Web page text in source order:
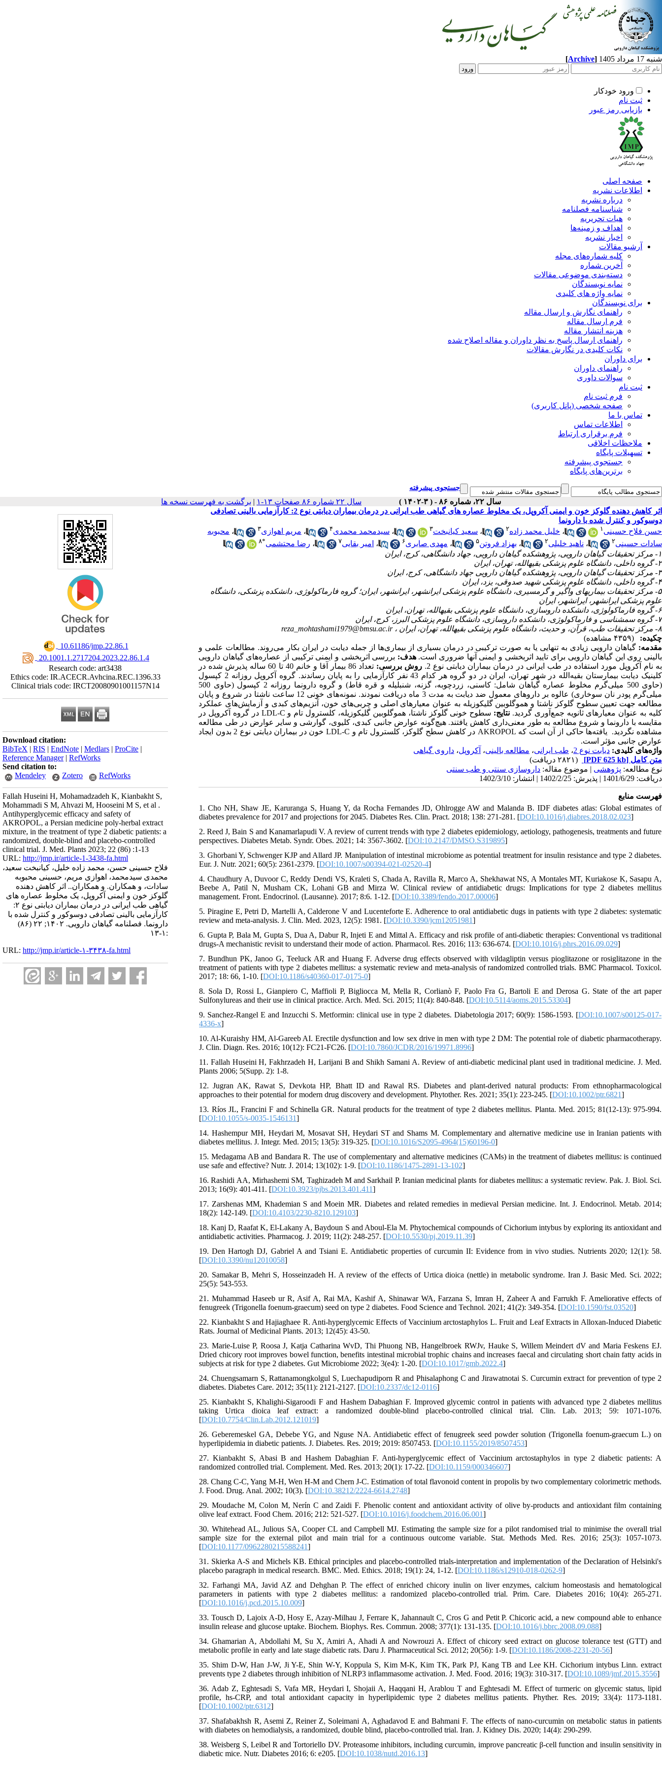
شنبه 17 مرداد 1405 [Archive]
ورود خودکار
ثبت نام
بازیابی رمز عبور
صفحه اصلی
اطلاعات نشریه
درباره نشریه
شناسنامه فصلنامه
هیات تحریریه
اهداف و زمینه‌ها
اخبار نشریه
آرشیو مقالات
کلیه شماره‌های مجله
آخرین شماره
دسته‌بندی موضوعی مقالات
نمایه نویسندگان
نمایه واژه های کلیدی
برای نویسندگان
راهنمای نگارش و ارسال مقاله
فرم ارسال مقاله
هزینه انتشار مقاله
راهنمای ارسال پاسخ به نظر داوران و مقاله اصلاح شده
نکات کلیدی در نگارش مقالات
برای داوران
راهنمای داوران
سوالات داوری
ثبت نام
فرم ثبت نام
صفحه شخصی (پانل کاربری)
تماس با ما
اطلاعات تماس
فرم برقراری ارتباط
ملاحظات اخلاقی
تسهیلات پایگاه
جستجوی پیشرفته
برترین‌های پایگاه
جستجوی پیشرفته
سال ۲۲، شماره ۸۶ - ( ۳-۱۴۰۲ ) سال ۲۲ شماره ۸۶ صفحات ۱۳-۱ | برگشت به فهرست نسخه ها
‎ 10.61186/jmp.22.86.1
‎ 20.1001.1.2717204.2023.22.86.1.4
Research code: art3438
Ethics code: IR.ACECR.Avhcina.REC.1396.33
Clinical trials code: IRCT20080901001157N14
Download citation:
BibTeX | RIS | EndNote | Medlars | ProCite |
Reference Manager| RefWorks
Send citation to:
Mendeley
Zotero RefWorks
Fallah Huseini H, Mohamadzadeh K, Kianbakht S,
Mohammadi S M, Ahvazi M, Hooseini M S, et al .
Antihyperglycemic efficacy and safety of
AKROPOL, a Persian medicine poly-herbal extract
mixture, in the treatment of type 2 diabetic patients: a
randomized, double-blind and placebo-controlled
clinical trial. J. Med. Plants 2023; 22 (86) :1-13
URL: http://jmp.ir/article-1-3438-fa.html
فلاح حسینی حسن، محمد زاده خلیل، کیانبخت سعید،
محمدی سیدمحمد، اهوازی مریم، حسینی محبوبه
سادات، و همکاران. و همکاران.. اثر کاهش‎ دهنده
گلوکز خون و ایمنی آکروپل، یک مخلوط عصاره‎ های
گیاهی طب ایرانی در درمان بیماران دیابتی نوع ۲:
کارآزمایی بالینی تصادفی دوسوکور و کنترل شده با
دارونما. فصلنامه گياهان دارویی. ۱۴۰۲; ۲۲ (۸۶)
:۱-۱۳
URL: http://jmp.ir/article-۱-۳۴۳۸-fa.html
اثر کاهش‎ دهنده گلوکز خون و ایمنی آکروپل، یک مخلوط عصاره‎ های گیاهی طب ایرانی در درمان بیماران دیابتی نوع 2: کارآزمایی بالینی تصادفی
دوسوکور و کنترل شده با دارونما
حسن فلاح حسینی ۱ ، خلیل محمد زاده۲ ، سعید کیانبخت۳ ، سیدمحمد محمدی۴ ، مریم اهوازی۳ ، محبوبه
سادات حسینی۲ ، ناهید خلیلی۲ ، بهزاد فروتن۵ ، مهدی صابری۶ ، امیر بقایی۷ ، رضا محتشمی*۸
۱- مرکز تحقیقات گیاهان دارویی، پژوهشکده گیاهان دارویی، جهاد دانشگاهی، کرج، ایران
۲- گروه داخلی، دانشگاه علوم پزشکی بقیه‎الله، تهران، ایران
۳- مرکز تحقیقات گیاهان دارویی، پژوهشکده گیاهان دارویی جهاد دانشگاهی، کرج، ایران
۴- گروه داخلی، دانشگاه علوم پزشکی شهید صدوقی، یزد، ایران
۵- مرکز تحقیقات بیماری‎های واگیر و گرمسیری، دانشگاه علوم پزشکی ایرانشهر، ایرانشهر، ایران؛ گروه فارماکولوژی، دانشکده پزشکی، دانشگاه
علوم پزشکی ایرانشهر، ایرانشهر، ایران
۶- گروه فارماکولوژی، دانشکده داروسازی، دانشگاه علوم پزشکی بقیه‎الله، تهران، ایران
۷- گروه سم‎شناسی و فارماکولوژی، دانشکده داروسازی، دانشگاه علوم پزشکی البرز، کرج، ایران
۸- مرکز تحقیقات طب، قرآن، و حدیث، دانشگاه علوم پزشکی بقیه‎الله، تهران، ایران ،
reza_mohtashami1979@bmsu.ac.ir
چکیده:
(۴۳۵۹ مشاهده)
مقدمه: گیاهان دارویی زیادی به تنهایی یا به صورت ترکیبی در درمان بسیاری از بیماری‌ها از جمله دیابت در ایران بکار می‌روند. مطالعات علمی و
بالینی روی این گیاهان دارویی برای تایید اثربخشی و ایمنی آنها ضروری است.هدف: بررسی اثربخشی و ایمنی ترکیبی از عصاره‌های گیاهان دارویی
به نام آکروپل مورد استفاده در طب ایرانی در درمان بیماران دیابتی نوع 2.
روش بررسی:
تعداد 86 بیمار آقا و خانم 40 تا 60 ساله پذیرش شده در
کلینیک دیابت بیمارستان بقیه‌الله در شهر تهران، ایران در دو گروه هر کدام 43 نفر کارآزمایی را به پایان رساندند. گروه آکروپل روزانه 2 کپسول
(حاوی 500 میلی‌گرم مخلوط عصاره گیاهان شامل: کاسنی، زردچوبه، گزنه، شنبلیله و قره قاط) و گروه دارونما روزانه 2 کپسول (حاوی 500
میلی‌گرم پودر نان سوخاری) عالوه بر داروهای معمول ضد دیابت به مدت 3 ماه دریافت نمودند. نمونه‌های خونی 12 ساعت ناشتا در شروع و پایان
مطالعه جهت تعیین سطوح گلوکز ناشتا و هموگلوبین گلیکوزیله به عنوان معیارهای اصلی و چربی‌های خون، آنزیم‌های کبدی و آزمایش‌های عملکرد
کلیه به عنوان معیارهای ثانویه جمع‌آوری گردید. نتایج:
سطوح خونی گلوکز ناشتا، هموگلوبین گلیکوزیله، کلسترول تام و LDL-C در گروه آکروپل در
مقایسه با دارونما و شروع مطالعه به طور معنی‌داری کاهش یافتند. هیچ‌گونه عوارض جانبی کبدی، کلیوی، گوارشی و سایر عوارض در طی مطالعه
مشاهده نگردید. ‌ یافته‌ها حاکی از آن است که AKROPOL در کاهش سطح گلوکز، کلسترول تام و LDL-C خون در بیماران دیابتی نوع 2 بدون ایجاد
عوارض جانبی مؤثر است.
واژه‌های کلیدی: دیابت نوع 2 ، طب ایرانی، مطالعه بالینی، آکروپل، داروی گیاهی
متن کامل [PDF 625 kb]
(۲۸۲۱ دریافت)
نوع مطالعه: پژوهشی | موضوع مقاله: داروسازی سنتی و طب سنتی
دریافت: 1401/6/29 | پذیرش: 1402/2/25 | انتشار: 1402/3/10
فهرست منابع
1. Cho NH, Shaw JE, Karuranga S, Huang Y, da Rocha Fernandes JD, Ohlrogge AW and Malanda B. IDF diabetes atlas: Global estimates of
diabetes prevalence for 2017 and projections for 2045. Diabetes Res. Clin. Pract. 2018; 138: 271-281. [DOI:10.1016/j.diabres.2018.02.023]
2. Reed J, Bain S and Kanamarlapudi V. A review of current trends with type 2 diabetes epidemiology, aetiology, pathogenesis, treatments and future
perspectives. Diabetes Metab. Syndr. Obes. 2021; 14: 3567-3602. [DOI:10.2147/DMSO.S319895]
3. Ghorbani Y, Schwenger KJP and Allard JP. Manipulation of intestinal microbiome as potential treatment for insulin resistance and type 2 diabetes.
Eur. J. Nutr. 2021; 60(5): 2361-2379. [DOI:10.1007/s00394-021-02520-4]
4. Chaudhury A, Duvoor C, Reddy Dendi VS, Kraleti S, Chada A, Ravilla R, Marco A, Shekhawat NS, A Montales MT, Kuriakose K, Sasapu A,
Beebe A, Patil N, Musham CK, Lohani GB and Mirza W. Clinical review of antidiabetic drugs: Implications for type 2 diabetes mellitus
management. Front. Endocrinol. (Lausanne). 2017; 8:6. 1-12. [DOI:10.3389/fendo.2017.00006]
5. Piragine E, Petri D, Martelli A, Calderone V and Lucenteforte E. Adherence to oral antidiabetic dugs in patients with type 2 diabetes: systematic
review and meta-analysis. J. Clin. Med. 2023, 12(5): 1981. [DOI:10.3390/jcm12051981]
6. Gupta P, Bala M, Gupta S, Dua A, Dabur R, Injeti E and Mittal A. Efficacy and risk profile of anti-diabetic therapies: Conventional vs traditional
drugs-A mechanistic revisit to understand their mode of action. Pharmacol. Res. 2016; 113: 636-674. [DOI:10.1016/j.phrs.2016.09.029]
7. Bundhun PK, Janoo G, Teeluck AR and Huang F. Adverse drug effects observed with vildagliptin versus pioglitazone or rosiglitazone in the
treatment of patients with type 2 diabetes mellitus: a systematic review and meta-analysis of randomized controlled trials. BMC Pharmacol. Toxicol.
2017; 18: 66, 1-10. [DOI:10.1186/s40360-017-0175-0]
8. Sola D, Rossi L, Gianpiero C, Maffioli P, Bigliocca M, Mella R, Corlianò F, Paolo Fra G, Bartoli E and Derosa G. State of the art paper
Sulfonylureas and their use in clinical practice. Arch. Med. Sci. 2015; 11(4): 840-848. [DOI:10.5114/aoms.2015.53304]
9. Sanchez-Rangel E and Inzucchi S. Metformin: clinical use in type 2 diabetes. Diabetologia 2017; 60(9): 1586-1593. [DOI:10.1007/s00125-017-
4336-x]
10. Al-Kuraishy HM, Al-Gareeb AI. Erectile dysfunction and low sex drive in men with type 2 DM: The potential role of diabetic pharmacotherapy.
J. Clin. Diagn. Res. 2016; 10(12): FC21-FC26. [DOI:10.7860/JCDR/2016/19971.8996]
11. Fallah Huseini H, Fakhrzadeh H, Larijani B and Shikh Samani A. Review of anti-diabetic medicinal plant used in traditional medicine. J. Med.
Plants 2006; 5(Supp. 2): 1-8.
12. Jugran AK, Rawat S, Devkota HP, Bhatt ID and Rawal RS. Diabetes and plant‐derived natural products: From ethnopharmacological
approaches to their potential for modern drug discovery and development. Phytother. Res. 2021; 35(1): 223-245. [DOI:10.1002/ptr.6821]
13. Ríos JL, Francini F and Schinella GR. Natural products for the treatment of type 2 diabetes mellitus. Planta. Med. 2015; 81(12-13): 975-994.
[DOI:10.1055/s-0035-1546131]
14. Hashempur MH, Heydari M, Mosavat SH, Heydari ST and Shams M. Complementary and alternative medicine use in Iranian patients with
diabetes mellitus. J. Integr. Med. 2015; 13(5): 319-325. [DOI:10.1016/S2095-4964(15)60196-0]
15. Medagama AB and Bandara R. The use of complementary and alternative medicines (CAMs) in the treatment of diabetes mellitus: is continued
use safe and effective? Nutr. J. 2014; 13(102): 1-9. [DOI:10.1186/1475-2891-13-102]
16. Rashidi AA, Mirhashemi SM, Taghizadeh M and Sarkhail P. Iranian medicinal plants for diabetes mellitus: a systematic review. Pak. J. Biol. Sci.
2013; 16(9): 401-411. [DOI:10.3923/pjbs.2013.401.411]
17. Zarshenas MM, Khademian S and Moein MR. Diabetes and related remedies in medieval Persian medicine. Int. J. Endocrinol. Metab. 2014;
18(2): 142-149. [DOI:10.4103/2230-8210.129103]
18. Kanj D, Raafat K, El-Lakany A, Baydoun S and Aboul-Ela M. Phytochemical compounds of Cichorium intybus by exploring its antioxidant and
antidiabetic activities. Pharmacog. J. 2019; 11(2): 248-257. [DOI:10.5530/pj.2019.11.39]
19. Den Hartogh DJ, Gabriel A and Tsiani E. Antidiabetic properties of curcumin II: Evidence from in vivo studies. Nutrients 2020; 12(1): 58.
[DOI:10.3390/nu12010058]
20. Samakar B, Mehri S, Hosseinzadeh H. A review of the effects of Urtica dioica (nettle) in metabolic syndrome. Iran J. Basic Med. Sci. 2022;
25(5): 543-553.
21. Muhammad Haseeb ur R, Asif A, Rai MA, Kashif A, Shinawar WA, Farzana S, Imran H, Zaheer A and Farrukh F. Ameliorative effects of
fenugreek (Trigonella foenum-graecum) seed on type 2 diabetes. Food Science and Technol. 2021; 41(2): 349-354. [DOI:10.1590/fst.03520]
22. Kianbakht S and Hajiaghaee R. Anti-hyperglycemic Effects of Vaccinium arctostaphylos L. Fruit and Leaf Extracts in Alloxan-Induced Diabetic
Rats. Journal of Medicinal Plants. 2013; 12(45): 43-50.
23. Marie-Luise P, Roosa J, Katja Catharina WvD, Thi Phuong NB, Hangelbroek RWJv, Hauke S, Willem Meindert dV and Maria Feskens EJ.
Dried chicory root improves bowel function, benefits intestinal microbial trophic chains and increases faecal and circulating short chain fatty acids in
subjects at risk for type 2 diabetes. Gut Microbiome 2022; 3(e4): 1-20. [DOI:10.1017/gmb.2022.4]
24. Chuengsamarn S, Rattanamongkolgul S, Luechapudiporn R and Phisalaphong C and Jirawatnotai S. Curcumin extract for prevention of type 2
diabetes. Diabetes Care. 2012; 35(11): 2121-2127. [DOI:10.2337/dc12-0116]
25. Kianbakht S, Khalighi-Sigaroodi F and Hashem Dabaghian F. Improved glycemic control in patients with advanced type 2 diabetes mellitus
taking Urtica dioica leaf extract: a randomized double-blind placebo-controlled clinical trial. Clin. Lab. 2013; 59: 1071-1076.
[DOI:10.7754/Clin.Lab.2012.121019]
26. Geberemeskel GA, Debebe YG, and Nguse NA. Antidiabetic effect of fenugreek seed powder solution (Trigonella foenum-graecum L.) on
hyperlipidemia in diabetic patients. J. Diabetes. Res. 2019; 2019: 8507453. [DOI:10.1155/2019/8507453]
27. Kianbakht S, Abasi B and Hashem Dabaghian F. Anti-hyperglycemic effect of Vaccinium arctostaphylos in type 2 diabetic patients: A
randomized controlled trial. Complement. Med. Res. 2013; 20(1): 17-22. [DOI:10.1159/000346607]
28. Chang C-C, Yang M-H, Wen H-M and Chern J-C. Estimation of total flavonoid content in propolis by two complementary colorimetric methods.
J. Food. Drug. Anal. 2002; 10(3). [DOI:10.38212/2224-6614.2748]
29. Moudache M, Colon M, Nerín C and Zaidi F. Phenolic content and antioxidant activity of olive by-products and antioxidant film containing
olive leaf extract. Food Chem. 2016; 212: 521-527. [DOI:10.1016/j.foodchem.2016.06.001]
30. Whitehead AL, Julious SA, Cooper CL and Campbell MJ. Estimating the sample size for a pilot randomised trial to minimise the overall trial
sample size for the external pilot and main trial for a continuous outcome variable. Stat. Methods Med. Res. 2016; 25(3): 1057-1073.
[DOI:10.1177/0962280215588241]
31. Skierka A-S and Michels KB. Ethical principles and placebo-controlled trials-interpretation and implementation of the Declaration of Helsinki's
placebo paragraph in medical research. BMC. Med. Ethics. 2018; 19(1): 24, 1-12. [DOI:10.1186/s12910-018-0262-9]
32. Farhangi MA, Javid AZ and Dehghan P. The effect of enriched chicory inulin on liver enzymes, calcium homeostasis and hematological
parameters in patients with type 2 diabetes mellitus: a randomized placebo-controlled trial. Prim. Care. Diabetes 2016; 10(4): 265-271.
[DOI:10.1016/j.pcd.2015.10.009]
33. Tousch D, Lajoix A-D, Hosy E, Azay-Milhau J, Ferrare K, Jahannault C, Cros G and Petit P. Chicoric acid, a new compound able to enhance
insulin release and glucose uptake. Biochem. Biophys. Res. Commun. 2008; 377(1): 131-135. [DOI:10.1016/j.bbrc.2008.09.088]
34. Ghamarian A, Abdollahi M, Su X, Amiri A, Ahadi A and Nowrouzi A. Effect of chicory seed extract on glucose tolerance test (GTT) and
metabolic profile in early and late stage diabetic rats. Daru J. Pharmaceutical Sci. 2012; 20(56): 1-9. [DOI:10.1186/2008-2231-20-56]
35. Shim D-W, Han J-W, Ji Y-E, Shin W-Y, Koppula S, Kim M-K, Kim TK, Park PJ, Kang TB and Lee KH. Cichorium intybus Linn. extract
prevents type 2 diabetes through inhibition of NLRP3 inflammasome activation. J. Med. Food. 2016; 19(3): 310-317. [DOI:10.1089/jmf.2015.3556]
36. Adab Z, Eghtesadi S, Vafa MR, Heydari I, Shojaii A, Haqqani H, Arablou T and Eghtesadi M. Effect of turmeric on glycemic status, lipid
profile, hs-CRP, and total antioxidant capacity in hyperlipidemic type 2 diabetes mellitus patients. Phyther. Res. 2019; 33(4): 1173-1181.
[DOI:10.1002/ptr.6312]
37. Shafabakhsh R, Asemi Z, Reiner Z, Soleimani A, Aghadavod E and Bahmani F. The effects of nano-curcumin on metabolic status in patients
with diabetes on hemodialysis, a randomized, double blind, placebo-controlled trial. Iran. J. Kidney Dis. 2020; 14(4): 290-299.
38. Weisberg S, Leibel R and Tortoriello DV. Proteasome inhibitors, including curcumin, improve pancreatic β-cell function and insulin sensitivity in
diabetic mice. Nutr. Diabetes 2016; 6: e205. [DOI:10.1038/nutd.2016.13]